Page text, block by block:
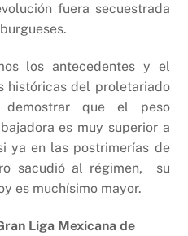
fuera secuestrada
los antecedentes y el
históricas del proletariado
demostrar que el peso
es muy superior a
ya en las postrimerías de
sacudió al régimen, su
es muchísimo mayor.
Liga Mexicana de